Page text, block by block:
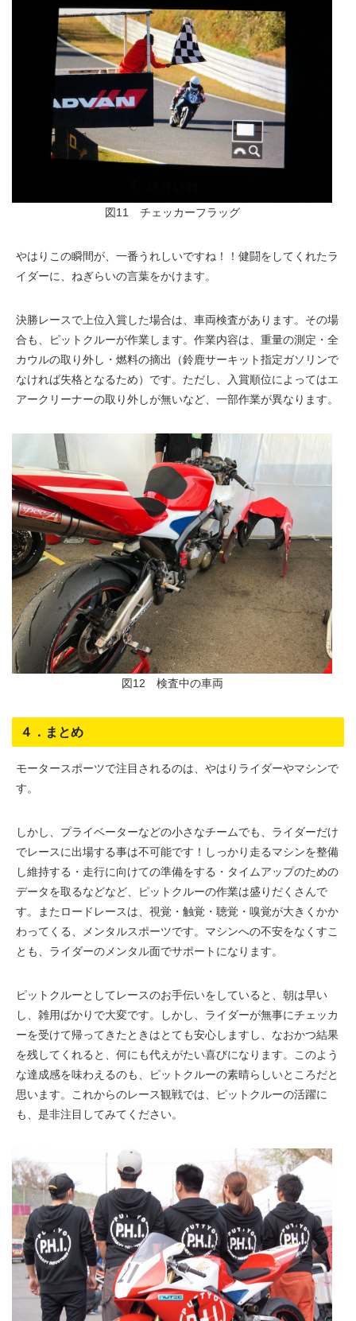
図11 チェッカーフラッグ
やはりこの瞬間が、一番うれしいですね！！健闘をしてくれたラ
イダーに、ねぎらいの言葉をかけます。
決勝レースで上位入賞した場合は、車両検査があります。その場
合も、ピットクルーが作業します。作業内容は、重量の測定・全
カウルの取り外し・燃料の摘出（鈴鹿サーキット指定ガソリンで
なければ失格となるため）です。ただし、入賞順位によってはエ
アークリーナーの取り外しが無いなど、一部作業が異なります。
図12 検査中の車両
４．まとめ
モータースポーツで注目されるのは、やはりライダーやマシンで
す。
しかし、プライベーターなどの小さなチームでも、ライダーだけ
でレースに出場する事は不可能です！しっかり走るマシンを整備
し維持する・走行に向けての準備をする・タイムアップのための
データを取るなどなど、ピットクルーの作業は盛りだくさんで
す。またロードレースは、視覚・触覚・聴覚・嗅覚が大きくかか
わってくる、メンタルスポーツです。マシンへの不安をなくすこ
とも、ライダーのメンタル面でサポートになります。
ピットクルーとしてレースのお手伝いをしていると、朝は早い
し、雑用ばかりで大変です。しかし、ライダーが無事にチェッカ
ーを受けて帰ってきたときはとても安心しますし、なおかつ結果
を残してくれると、何にも代えがたい喜びになります。このよう
な達成感を味わえるのも、ピットクルーの素晴らしいところだと
思います。これからのレース観戦では、ピットクルーの活躍に
も、是非注目してみてください。